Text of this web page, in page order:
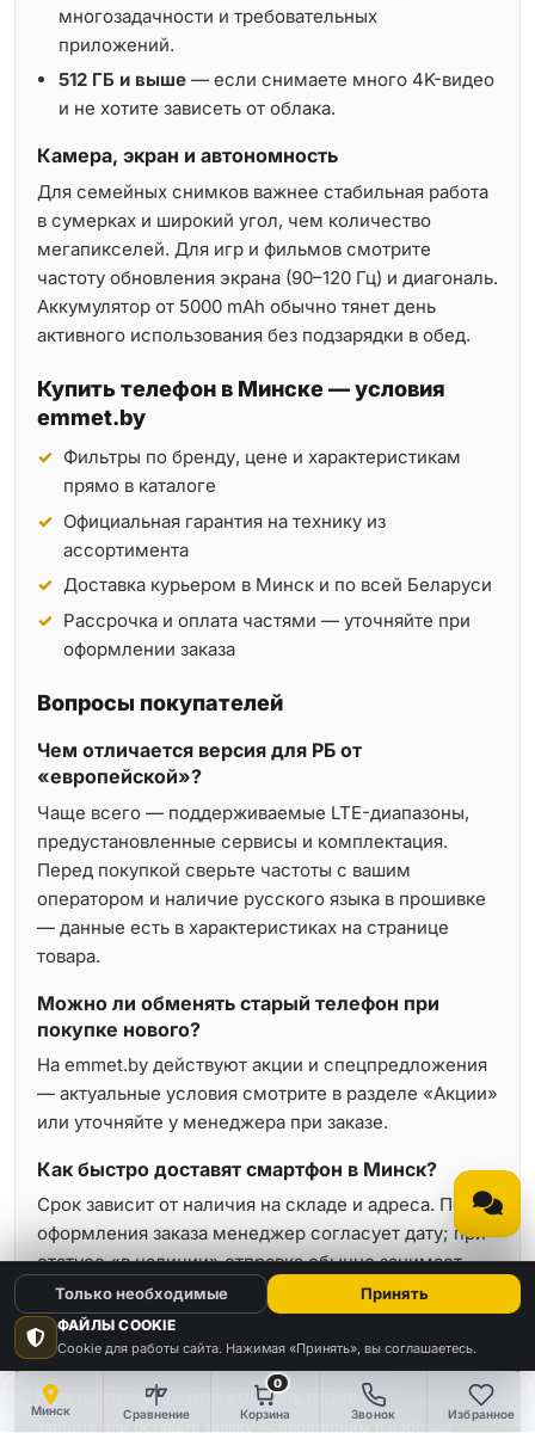
Минск Сравнение
0
Корзина Звонок Избранное
многозадачности и требовательных
приложений.
512 ГБ и выше — если снимаете много 4K-видео
и не хотите зависеть от облака.
Камера, экран и автономность
Для семейных снимков важнее стабильная работа
в сумерках и широкий угол, чем количество
мегапикселей. Для игр и фильмов смотрите
частоту обновления экрана (90–120 Гц) и диагональ.
Аккумулятор от 5000 mAh обычно тянет день
активного использования без подзарядки в обед.
Купить телефон в Минске — условия
emmet.by
Фильтры по бренду, цене и характеристикам
прямо в каталоге
Официальная гарантия на технику из
ассортимента
Доставка курьером в Минск и по всей Беларуси
Рассрочка и оплата частями — уточняйте при
оформлении заказа
Вопросы покупателей
Чем отличается версия для РБ от
«европейской»?
Чаще всего — поддерживаемые LTE-диапазоны,
предустановленные сервисы и комплектация.
Перед покупкой сверьте частоты с вашим
оператором и наличие русского языка в прошивке
— данные есть в характеристиках на странице
товара.
Можно ли обменять старый телефон при
покупке нового?
На emmet.by действуют акции и спецпредложения
— актуальные условия смотрите в разделе «Акции»
или уточняйте у менеджера при заказе.
Как быстро доставят смартфон в Минск?
Срок зависит от наличия на складе и адреса. После
оформления заказа менеджер согласует дату; при
статусе «в наличии» отправка обычно занимает
минимальное время.
Нужна помощь или консультация?
ФАЙЛЫ COOKIE
Cookie для работы сайта. Нажимая «Принять», вы соглашаетесь.
Только необходимые Принять